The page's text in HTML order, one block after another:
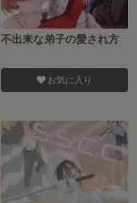
不出来な弟子の愛され方
お気に入り